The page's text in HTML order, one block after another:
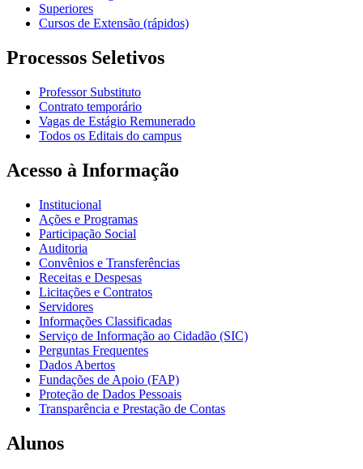
Superiores
Cursos de Extensão (rápidos)
Processos Seletivos
Professor Substituto
Contrato temporário
Vagas de Estágio Remunerado
Todos os Editais do campus
Acesso à Informação
Institucional
Ações e Programas
Participação Social
Auditoria
Convênios e Transferências
Receitas e Despesas
Licitações e Contratos
Servidores
Informações Classificadas
Serviço de Informação ao Cidadão (SIC)
Perguntas Frequentes
Dados Abertos
Fundações de Apoio (FAP)
Proteção de Dados Pessoais
Transparência e Prestação de Contas
Alunos